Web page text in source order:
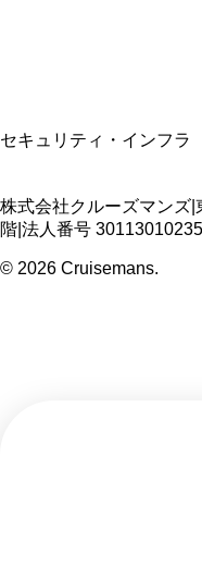
セキュリティ・インフラ
株式会社クルーズマンズ
階 法人番号
© 2026 Cruisemans.